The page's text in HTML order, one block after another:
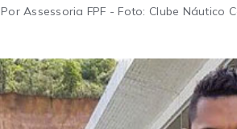
Por Assessoria FPF - Foto: Clube Náutico